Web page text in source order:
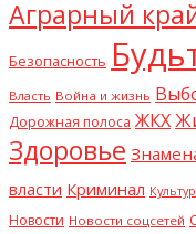
Аграрный
Безопасность
Власть Война и жизнь
Дорожная полоса ЖКХ
Здоровье
власти Криминал
Новости Новости соцсетей